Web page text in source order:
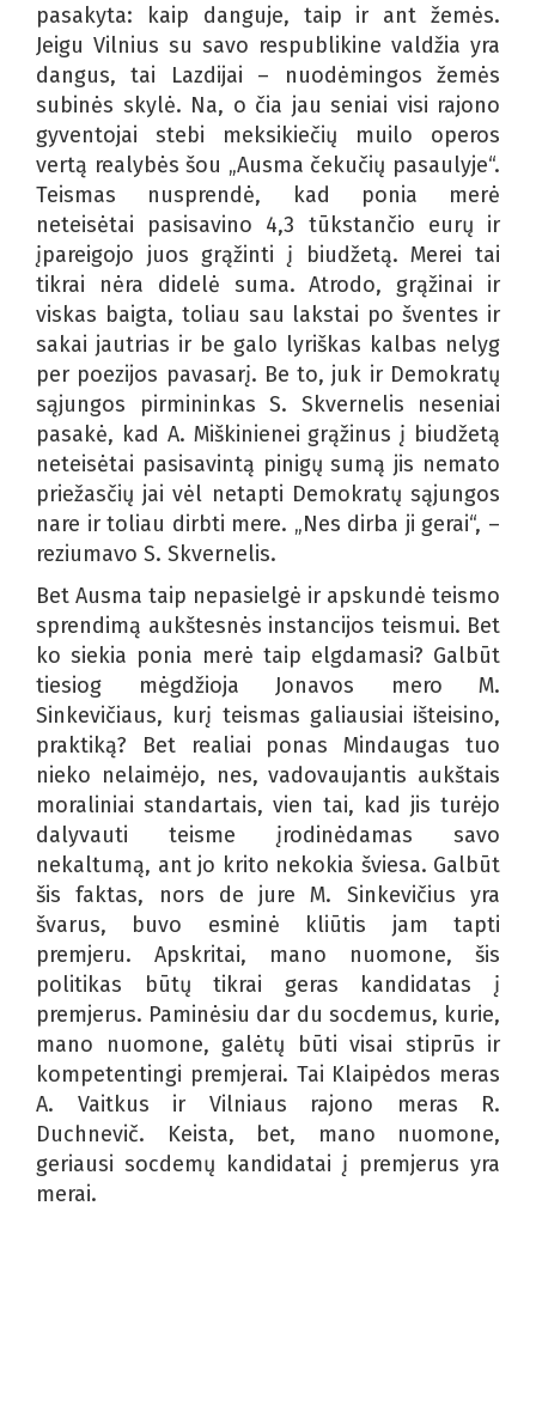
pasakyta: kaip danguje, taip ir ant žemės.
Jeigu Vilnius su savo respublikine valdžia yra
dangus, tai Lazdijai – nuodėmingos žemės
subinės skylė. Na, o čia jau seniai visi rajono
gyventojai stebi meksikiečių muilo operos
vertą realybės šou „Ausma čekučių pasaulyje“.
Teismas nusprendė, kad ponia merė
neteisėtai pasisavino 4,3 tūkstančio eurų ir
įpareigojo juos grąžinti į biudžetą. Merei tai
tikrai nėra didelė suma. Atrodo, grąžinai ir
viskas baigta, toliau sau lakstai po šventes ir
sakai jautrias ir be galo lyriškas kalbas nelyg
per poezijos pavasarį. Be to, juk ir Demokratų
sąjungos pirmininkas S. Skvernelis neseniai
pasakė, kad A. Miškinienei grąžinus į biudžetą
neteisėtai pasisavintą pinigų sumą jis nemato
priežasčių jai vėl netapti Demokratų sąjungos
nare ir toliau dirbti mere. „Nes dirba ji gerai“, –
reziumavo S. Skvernelis.
Bet Ausma taip nepasielgė ir apskundė teismo
sprendimą aukštesnės instancijos teismui. Bet
ko siekia ponia merė taip elgdamasi? Galbūt
tiesiog mėgdžioja Jonavos mero M.
Sinkevičiaus, kurį teismas galiausiai išteisino,
praktiką? Bet realiai ponas Mindaugas tuo
nieko nelaimėjo, nes, vadovaujantis aukštais
moraliniai standartais, vien tai, kad jis turėjo
dalyvauti teisme įrodinėdamas savo
nekaltumą, ant jo krito nekokia šviesa. Galbūt
šis faktas, nors de jure M. Sinkevičius yra
švarus, buvo esminė kliūtis jam tapti
premjeru. Apskritai, mano nuomone, šis
politikas būtų tikrai geras kandidatas į
premjerus. Paminėsiu dar du socdemus, kurie,
mano nuomone, galėtų būti visai stiprūs ir
kompetentingi premjerai. Tai Klaipėdos meras
A. Vaitkus ir Vilniaus rajono meras R.
Duchnevič. Keista, bet, mano nuomone,
geriausi socdemų kandidatai į premjerus yra
merai.